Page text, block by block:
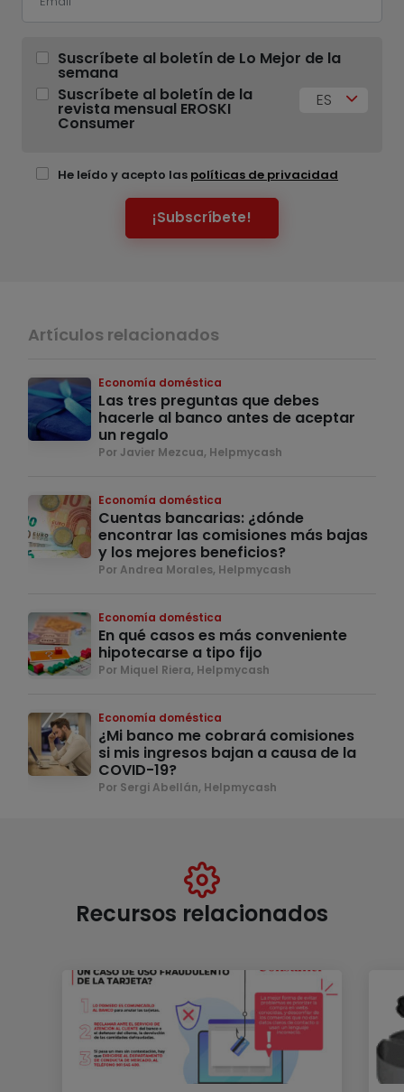
Suscríbete al boletín de Lo Mejor de la
semana
Suscríbete al boletín de la
revista mensual EROSKI
Consumer
ES
He leído y acepto las políticas de privacidad
¡Subscríbete!
Artículos relacionados
Economía doméstica
Las tres preguntas que debes
hacerle al banco antes de aceptar
un regalo
Por Javier Mezcua, Helpmycash
Economía doméstica
Cuentas bancarias: ¿dónde
encontrar las comisiones más bajas
y los mejores beneficios?
Por Andrea Morales, Helpmycash
Economía doméstica
En qué casos es más conveniente
hipotecarse a tipo fijo
Por Miquel Riera, Helpmycash
Economía doméstica
¿Mi banco me cobrará comisiones
si mis ingresos bajan a causa de la
COVID-19?
Por Sergi Abellán, Helpmycash
Recursos relacionados